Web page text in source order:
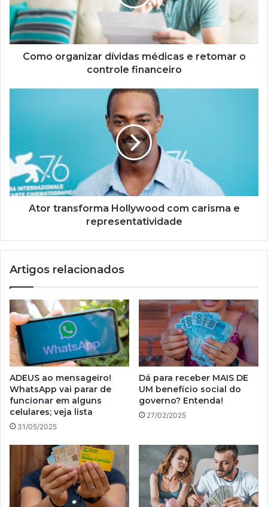
retomar
o
controle
financeiro
Como organizar dívidas médicas e retomar o
controle financeiro
e
representatividade
Ator transforma Hollywood com carisma e
representatividade
Artigos relacionados
ADEUS ao mensageiro!
WhatsApp vai parar de
funcionar em alguns
celulares; veja lista
31/05/2025
Dá para receber MAIS DE
UM benefício social do
governo? Entenda!
27/02/2025